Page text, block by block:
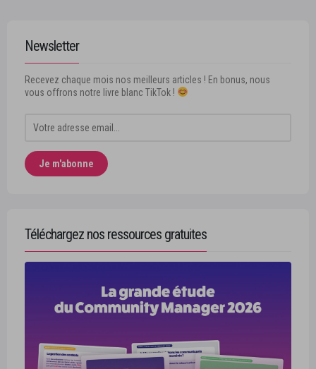
Newsletter
Recevez chaque mois nos meilleurs articles ! En bonus, nous
vous offrons notre livre blanc TikTok !
Téléchargez nos ressources gratuites